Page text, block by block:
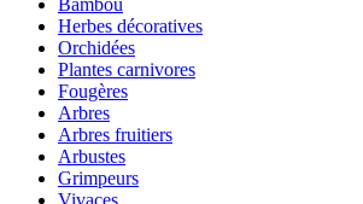
Herbes décoratives
Orchidées
Plantes carnivores
Fougères
Arbres
Arbres fruitiers
Arbustes
Grimpeurs
Vivaces